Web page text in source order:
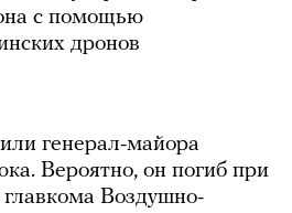
с помощью
дронов
генерал-майора
Вероятно, он погиб при
Воздушно-